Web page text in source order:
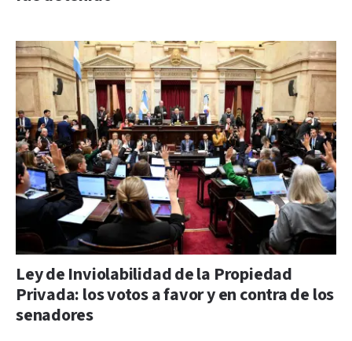
Ley de Inviolabilidad de la Propiedad
Privada: los votos a favor y en contra de los
senadores